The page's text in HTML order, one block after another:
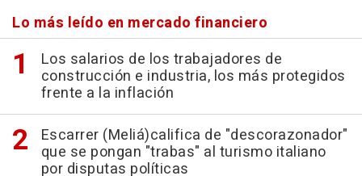
Lo más leído en mercado financiero
Los salarios de los trabajadores de
construcción e industria, los más protegidos
frente a la inflación
Escarrer (Meliá)califica de "descorazonador"
que se pongan "trabas" al turismo italiano
por disputas políticas